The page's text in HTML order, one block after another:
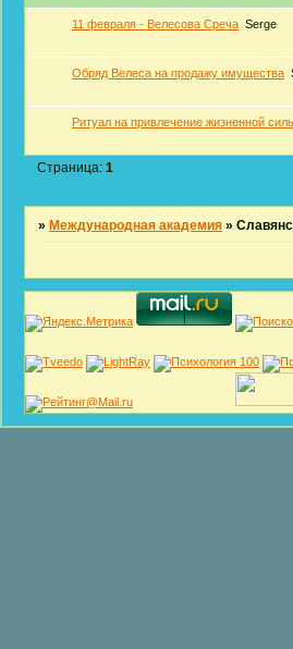
11 февраля - Велесова Среча Serge
Обряд Велеса на продажу имущества
Ритуал на привлечение жизненной
Страница:1
» Международная академия »